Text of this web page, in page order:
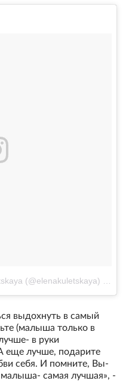
(@elenakuletskaya)
выдохнуть в самый
(малыша только в
в руки
еще лучше, подарите
себя. И помните, Вы-
самая лучшая», -